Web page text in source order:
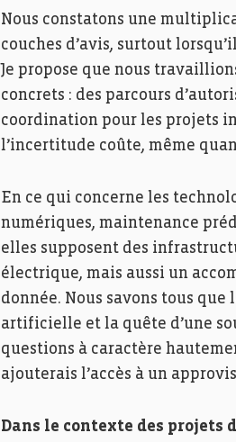
Nous constatons une
couches d’avis, surtout
Je propose que nous
concrets : des parcours
coordination pour les projets
l’incertitude coûte, même
En ce qui concerne les
numériques, maintenance
elles supposent des
électrique, mais aussi un
donnée. Nous savons tous
artificielle et la quête d’une
questions à caractère
ajouterais l’accès à un
Dans le contexte des projets